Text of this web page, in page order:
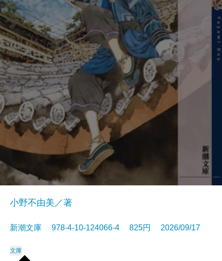
小野不由美／著
新潮文庫 978-4-10-124066-4 825円 2026/09/17
文庫